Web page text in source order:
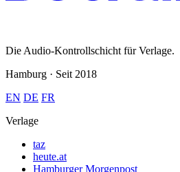
Die Audio-Kontrollschicht für Verlage.
Hamburg · Seit 2018
EN DE FR
Verlage
taz
heute.at
Hamburger Morgenpost